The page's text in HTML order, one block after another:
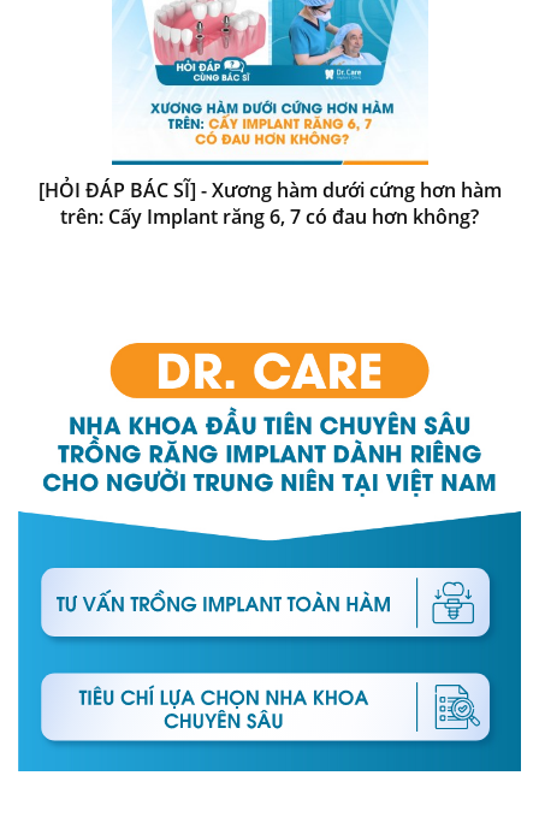
[HỎI ĐÁP BÁC SĨ] - Xương hàm dưới cứng hơn hàm
trên: Cấy Implant răng 6, 7 có đau hơn không?